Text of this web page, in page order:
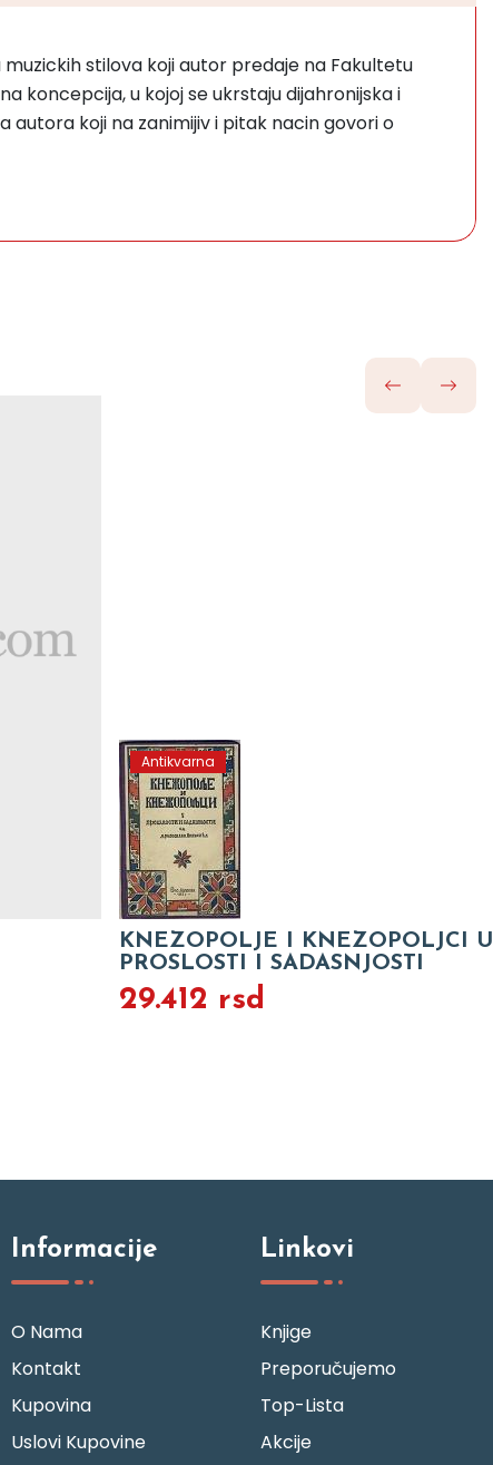
stilova koji autor predaje na Fakultetu
koncepcija, u kojoj se ukrstaju dijahronijska i
autora koji na zanimijiv i pitak nacin govori o
Antikvarna
KNEZOPOLJE I KNEZOPOLJCI U
PROSLOSTI I SADASNJOSTI
29.412 rsd
Informacije
O Nama
Kontakt
Kupovina
Uslovi Kupovine
Linkovi
Knjige
Preporučujemo
Top-Lista
Akcije